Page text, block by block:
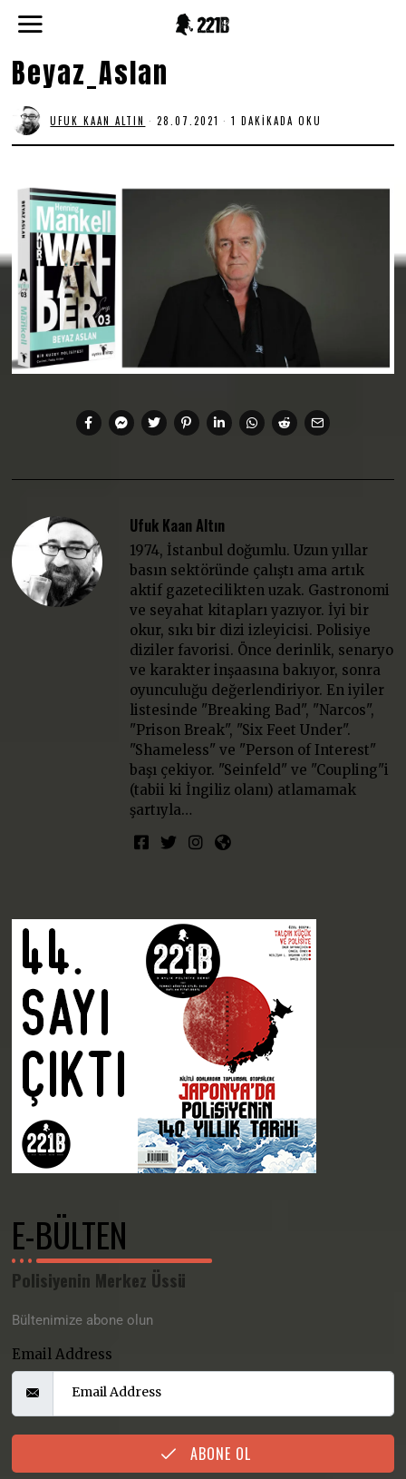
Beyaz_Aslan
UFUK KAAN ALTIN 28.07.2021 1 DAKIKADA OKU
Ufuk Kaan Altın
1974, İstanbul doğumlu. Uzun yıllar
basın sektöründe çalıştı ama artık
aktif gazetecilikten uzak. Gastronomi
ve seyahat kitapları yazıyor. İyi bir
okur, sıkı bir dizi izleyicisi. Polisiye
diziler favorisi. Önce derinlik, senaryo
ve karakter inşaasına bakıyor, sonra
oyunculuğu değerlendiriyor. En iyiler
listesinde "Breaking Bad", "Narcos",
"Prison Break", "Six Feet Under".
"Shameless" ve "Person of Interest"
başı çekiyor. "Seinfeld" ve "Coupling"i
(tabii ki İngiliz olanı) atlamamak
şartıyla…
E-BÜLTEN
Polisiyenin Merkez Üssü
Bültenimize abone olun
Email Address
ABONE OL